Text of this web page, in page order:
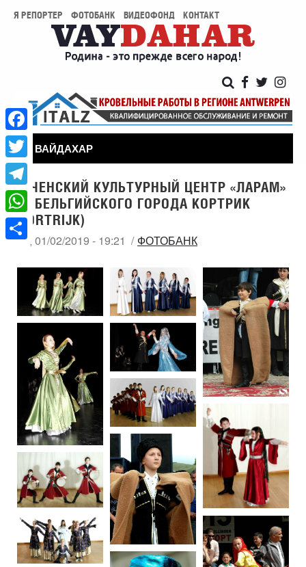
Я РЕПОРТЕР ФОТОБАНК ВИДЕОФОНД КОНТАКТ
ВАЙДАХАР
ЧЕЧЕНСКИЙ КУЛЬТУРНЫЙ ЦЕНТР «ЛАРАМ»
ИЗ БЕЛЬГИЙСКОГО ГОРОДА КОРТРИК
(KORTRIJK)
СР, 01/02/2019 - 19:21 ФОТОБАНК
Facebook
Twitter
Telegram
WhatsApp
Share